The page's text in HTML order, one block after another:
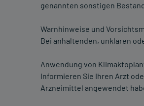
genannten sonstigen
Warnhinweise und
Bei anhaltenden, unklaren
Anwendung von
Informieren Sie Ihren Arzt
Arzneimittel angewendet